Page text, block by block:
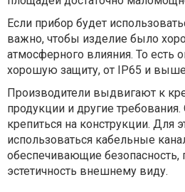
Если прибор будет
важно, чтобы изделие было
атмосферного влияния. То есть
хорошую защиту, от IP65 и
Производители выдвигают к
продукции и другие
крепиться на конструкции. Для
использоваться кабельные
обеспечивающие
эстетичность внешнему виду.